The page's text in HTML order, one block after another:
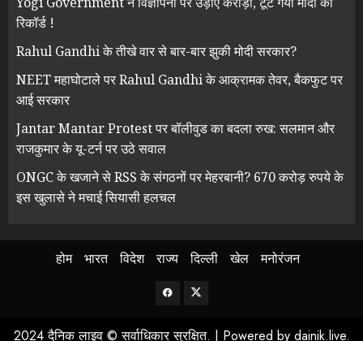
रिकॉर्ड !
Rahul Gandhi के तीखे वार से बार-बार झुकी मोदी सरकार?
NEET महाघोटाले पर Rahul Gandhi के आक्रामक तेवर, बैकफुट पर
आई सरकार
Jantar Mantar Protest पर बॉलीवुड का बदला रुख: सलमान और
राजकुमार के यू-टर्न पर उठे सवाल
ONGC के खजाने से RSS के संगठनों पर मेहरबानी? 670 करोड़ रुपये के
इस खुलासे ने मचाई सियासी हलचल
होम भारत विदेश राज्य दिल्ली खेल मनोरंजन
Facebook
Twitter
2024 दैनिक लाइव © सर्वाधिकार सुरक्षित. | Powered by dainik.live.